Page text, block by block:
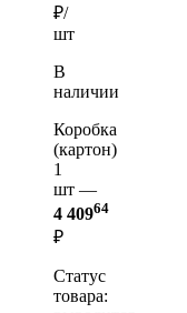
₽/
шт
В
наличии
Коробка
(картон)
1
шт —
4 40964
₽
Статус
товара: